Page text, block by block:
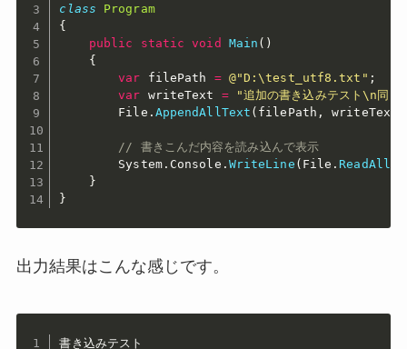
class
Program
{
public
static void Main ( )
{
var filePath = @"D:\test_utf8.txt" ;
var writeText =
"追加の書き込みテスト\n同じ
        File
. AppendAllText ( filePath , writeText
// 書きこんだ内容を読み込んで表示
        System
. Console . WriteLine ( File .
}
}
出力結果はこんな感じです。
書き込みテスト